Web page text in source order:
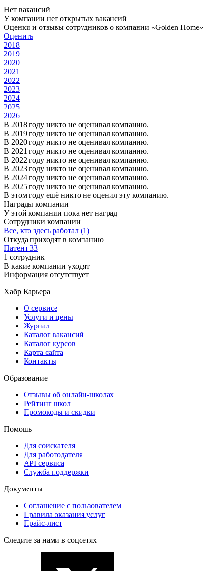
Нет вакансий
У компании нет открытых вакансий
Оценки и отзывы сотрудников о компании «Golden Home»
Оценить
2018
2019
2020
2021
2022
2023
2024
2025
2026
В 2018 году никто не оценивал компанию.
В 2019 году никто не оценивал компанию.
В 2020 году никто не оценивал компанию.
В 2021 году никто не оценивал компанию.
В 2022 году никто не оценивал компанию.
В 2023 году никто не оценивал компанию.
В 2024 году никто не оценивал компанию.
В 2025 году никто не оценивал компанию.
В этом году ещё никто не оценил эту компанию.
Награды компании
У этой компании пока нет наград
Сотрудники компании
Все, кто здесь работал (1)
Откуда приходят в компанию
Патент 33
1 сотрудник
В какие компании уходят
Информация отсутствует
Хабр Карьера
О сервисе
Услуги и цены
Журнал
Каталог вакансий
Каталог курсов
Карта сайта
Контакты
Образование
Отзывы об онлайн-школах
Рейтинг школ
Промокоды и скидки
Помощь
Для соискателя
Для работодателя
API сервиса
Служба поддержки
Документы
Соглашение с пользователем
Правила оказания услуг
Прайс-лист
Следите за нами в соцсетях